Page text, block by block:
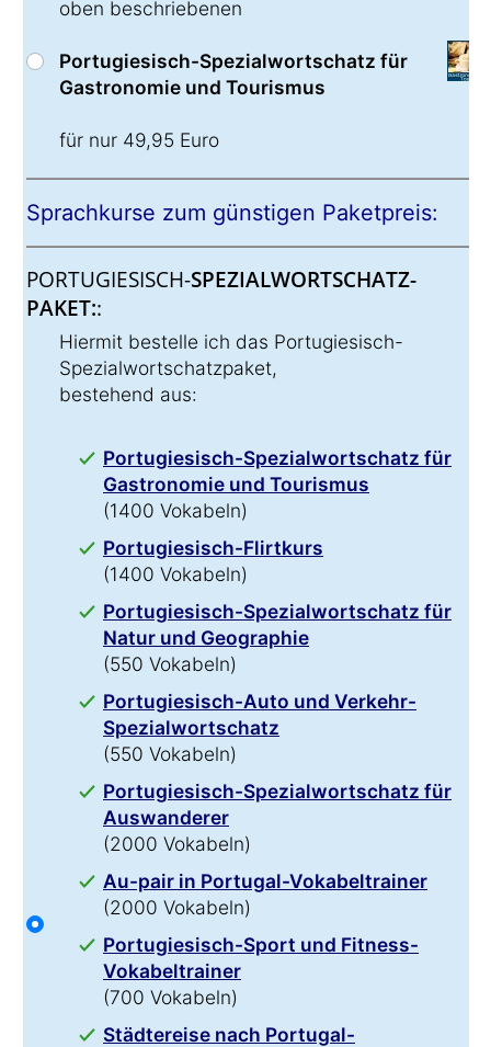
oben beschriebenen
Portugiesisch-Spezialwortschatz für
Gastronomie und Tourismus
für nur 49,95 Euro
Sprachkurse zum günstigen Paketpreis:
PORTUGIESISCH-SPEZIALWORTSCHATZ-
PAKET::
Hiermit bestelle ich das Portugiesisch-
Spezialwortschatzpaket,
bestehend aus:
Portugiesisch-Spezialwortschatz für
Gastronomie und Tourismus
(1400 Vokabeln)
Portugiesisch-Flirtkurs
(1400 Vokabeln)
Portugiesisch-Spezialwortschatz für
Natur und Geographie
(550 Vokabeln)
Portugiesisch-Auto und Verkehr-
Spezialwortschatz
(550 Vokabeln)
Portugiesisch-Spezialwortschatz für
Auswanderer
(2000 Vokabeln)
Au-pair in Portugal-Vokabeltrainer
(2000 Vokabeln)
Portugiesisch-Sport und Fitness-
Vokabeltrainer
(700 Vokabeln)
Städtereise nach Portugal-